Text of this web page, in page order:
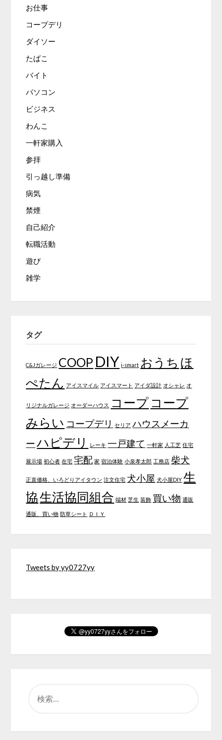
お仕事
コープデリ
ダイソー
たばこ
バイト
パソコン
ビジネス
わんこ
一軒家購入
参拝
引っ越し準備
病気
禁煙
自己紹介
転職活動
遊び
雑学
タグ
C&Jガレージ COOP DIY i-smart おうち ほ
ぺたん アイスマイル アイスマート アイダ設計 オシャレ オ
リジナルガレージ オーダーハウス コープ コープ
みらい コープデリ セリア ハウスメーカ
ーハピデリ レーキ 一戸建て 一軒家 人工芝 住宅
展示場 初心者 在宅 宅配 家 宿泊体験 小泉孝太郎 工務店 柴犬
正直価格、いろどりアイタウン 注文住宅 犬小屋 犬小屋DIY 生
協生活協同組合 端材 芝生 装飾 買い物 通販
通販、買い物 防草シート ＤＩＹ
Tweets by yy0727yy